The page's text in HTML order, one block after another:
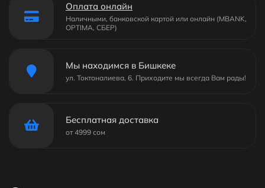
Оплата онлайн
Наличными, банковской картой или онлайн (MBANK,
OPTIMA, СБЕР)
Мы находимся в Бишкеке
ул. Токтоналиева, 6. Приходите мы всегда Вам рады!
Бесплатная доставка
от 4999 сом